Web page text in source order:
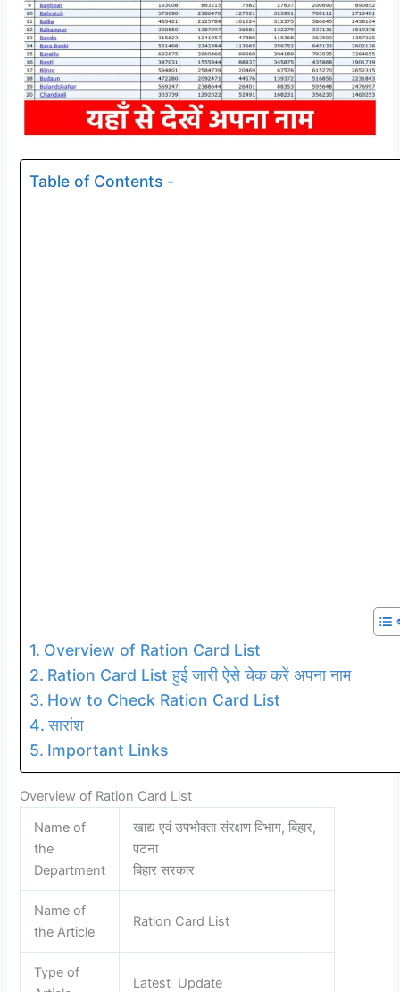
Table of Contents -
Overview of Ration Card List
Ration Card List हुई जारी ऐसे चेक करें अपना नाम
How to Check Ration Card List
सारांश
Important Links
Overview of Ration Card List
Name of
the
Department
खाद्य एवं उपभोक्ता संरक्षण विभाग, बिहार,
पटना
बिहार सरकार
Name of
the Article
Ration Card List
Type of
Latest Update